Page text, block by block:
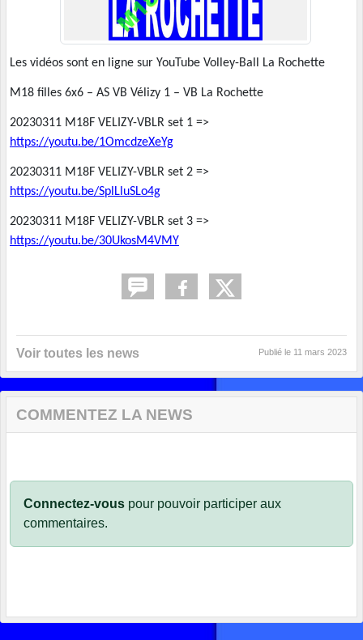
Les vidéos sont en ligne sur YouTube Volley-Ball La Rochette
M18 filles 6x6 – AS VB Vélizy 1 – VB La Rochette
20230311 M18F VELIZY-VBLR set 1 =>
https://youtu.be/1OmcdzeXeYg
20230311 M18F VELIZY-VBLR set 2 =>
https://youtu.be/SplLluSLo4g
20230311 M18F VELIZY-VBLR set 3 =>
https://youtu.be/30UkosM4VMY
Voir toutes les news Publié le 11 mars 2023
COMMENTEZ LA NEWS
Connectez-vous pour pouvoir participer aux
commentaires.